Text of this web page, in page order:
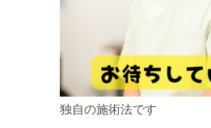
独自の施術法です